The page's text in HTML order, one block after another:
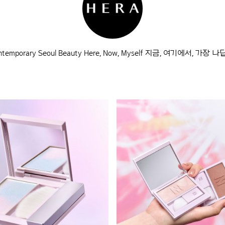
Seoul Beauty Here, Now, Myself 지금, 여기에서, 가장 나